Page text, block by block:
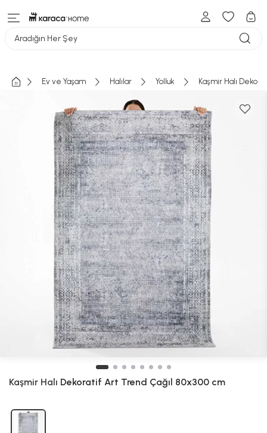
Aradığın Her Şey
Ev ve Yaşam Halılar Yolluk Kaşmir Halı
Kaşmir Halı Dekoratif Art Trend Çağıl 80x300 cm